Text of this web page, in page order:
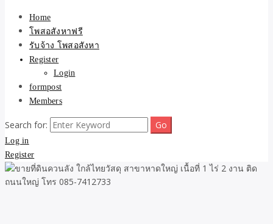
Home
โพสอสังหาฟรี
รับจ้าง โพสอสังหา
Register
Login
formpost
Members
Search for:
Log in
Register